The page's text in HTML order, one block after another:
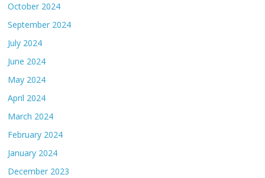
October 2024
September 2024
July 2024
June 2024
May 2024
April 2024
March 2024
February 2024
January 2024
December 2023